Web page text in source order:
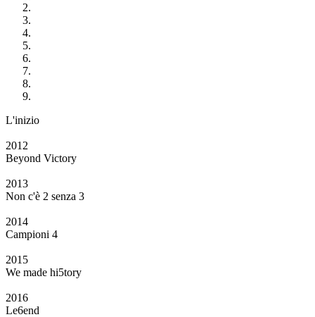
L'inizio
2012
Beyond Victory
2013
Non c'è 2 senza 3
2014
Campioni 4
2015
We made hi5tory
2016
Le6end